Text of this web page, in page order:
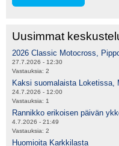
Uusimmat
2026 Classic Motocross,
27.7.2026 - 12:30
Vastauksia: 2
Kaksi suomalaista Loketissa,
24.7.2026 - 12:00
Vastauksia: 1
Rannikko erikoisen päivän
4.7.2026 - 21:49
Vastauksia: 2
Huomioita Karkkilasta